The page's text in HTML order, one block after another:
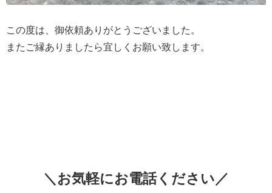
この度は、御依頼ありがとうございました。
またご縁ありましたら宜しくお願い致します。
＼お気軽にお電話ください／